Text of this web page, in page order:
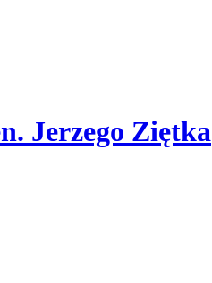
Jerzego Ziętka